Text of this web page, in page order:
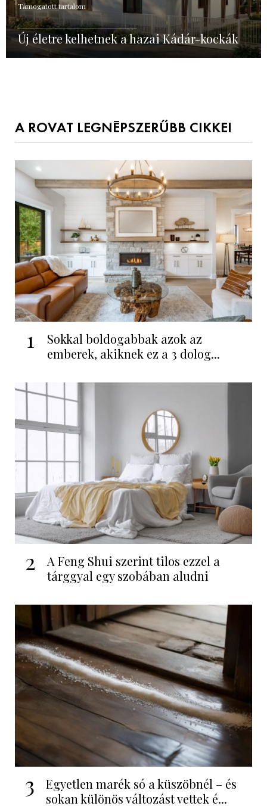
Támogatott tartalom
Új életre kelhetnek a hazai Kádár-kockák
A ROVAT LEGNÉPSZERŰBB CIKKEI
1
Sokkal boldogabbak azok az
emberek, akiknek ez a 3 dolog...
2
A Feng Shui szerint tilos ezzel a
tárggyal egy szobában aludni
3
Egyetlen marék só a küszöbnél – és
sokan különös változást vettek é...